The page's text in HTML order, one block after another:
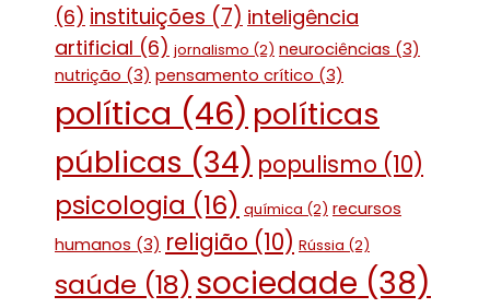
(6) instituições (7) inteligência
artificial (6) jornalismo (2) neurociências (3)
nutrição (3) pensamento crítico (3)
política (46) políticas
públicas (34) populismo (10)
psicologia (16) química (2) recursos
humanos (3) religião (10) Rússia (2)
saúde (18) sociedade (38)